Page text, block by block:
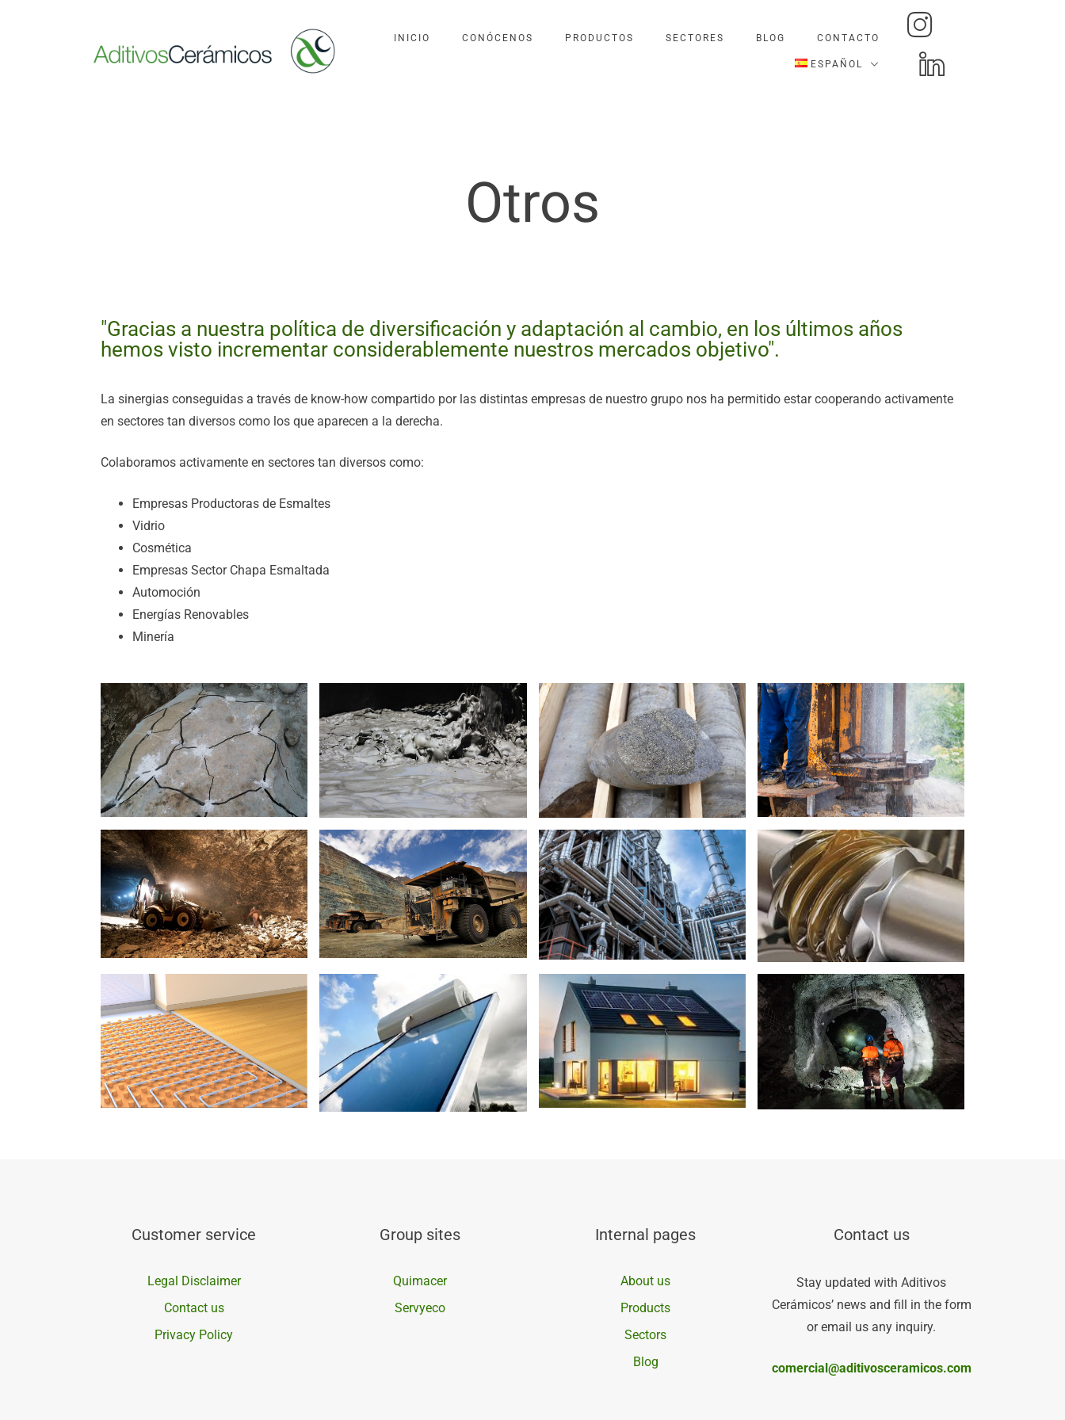
INICIO CONÓCENOS PRODUCTOS SECTORES BLOG CONTACTO
ESPAÑOL
Otros
"Gracias a nuestra política de diversificación y adaptación al cambio, en los últimos años
hemos visto incrementar considerablemente nuestros mercados objetivo".
La sinergias conseguidas a través de know-how compartido por las distintas empresas de nuestro grupo nos ha permitido estar cooperando activamente
en sectores tan diversos como los que aparecen a la derecha.
Colaboramos activamente en sectores tan diversos como:
Empresas Productoras de Esmaltes
Vidrio
Cosmética
Empresas Sector Chapa Esmaltada
Automoción
Energías Renovables
Minería
Customer service
Legal Disclaimer
Contact us
Privacy Policy
Group sites
Quimacer
Servyeco
Internal pages
About us
Products
Sectors
Blog
Contact us
Stay updated with Aditivos
Cerámicos’ news and fill in the form
or email us any inquiry.
comercial@aditivosceramicos.com